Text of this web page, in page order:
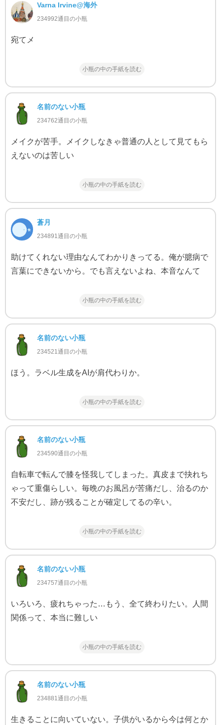
Varna Irvine@海外
234992通目の小瓶
宛てメ
小瓶の中の手紙を読む
名前のない小瓶
234762通目の小瓶
メイクが苦手。メイクしなきゃ普通の人として見てもら
えないのは苦しい
小瓶の中の手紙を読む
蒼月
234891通目の小瓶
助けてくれない理由なんてわかりきってる。俺が臆病で
言葉にできないから。でも言えないよね、本音なんて
小瓶の中の手紙を読む
名前のない小瓶
234521通目の小瓶
ほう。ラベル生成をAIが肩代わりか。
小瓶の中の手紙を読む
名前のない小瓶
234590通目の小瓶
自転車で転んで膝を怪我してしまった。真皮まで抉れち
ゃって重傷らしい。毎晩のお風呂が苦痛だし、治るのか
不安だし、跡が残ることが確定してるの辛い。
小瓶の中の手紙を読む
名前のない小瓶
234757通目の小瓶
いろいろ、疲れちゃった…もう、全て終わりたい。人間
関係って、本当に難しい
小瓶の中の手紙を読む
名前のない小瓶
234881通目の小瓶
生きることに向いていない。子供がいるから今は何とか